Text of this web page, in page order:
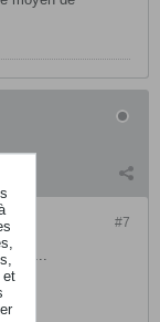
#7
sons...
et